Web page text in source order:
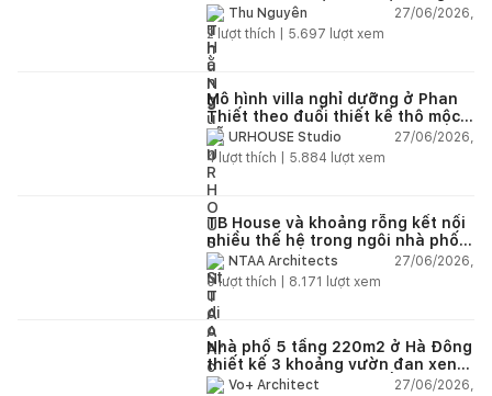
Thu Nguyễn
27/06/2026,
2lượt thích | 5.697 lượt xem
Mô hình villa nghỉ dưỡng ở Phan
Thiết theo đuổi thiết kế thô mộc
và vẻ đẹp nguyên bản
URHOUSE Studio
27/06/2026,
4lượt thích | 5.884 lượt xem
TB House và khoảng rỗng kết nối
nhiều thế hệ trong ngôi nhà phố
66m2NTAA Architects
27/06/2026,
0lượt thích | 8.171 lượt xem
Nhà phố 5 tầng 220m2 ở Hà Đông
thiết kế 3 khoảng vườn đan xen
dành cho gia đình 3 thế hệ
Vo+ Architect
27/06/2026,